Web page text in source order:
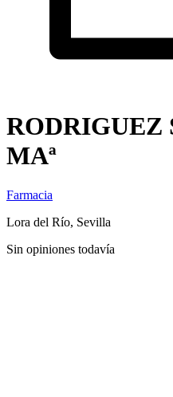
RODRIGUEZ
MAª
Farmacia
Lora del Río, Sevilla
Sin opiniones todavía